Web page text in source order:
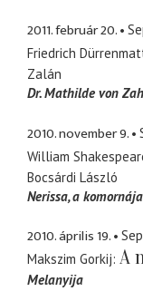
2011. február 20.
Friedrich
Zalán
Dr. Mathilde von
2010. november 9.
William
Bocsárdi László
Nerissa a komornája
2010. április 19.
Makszim Gorkij A
Melanyija